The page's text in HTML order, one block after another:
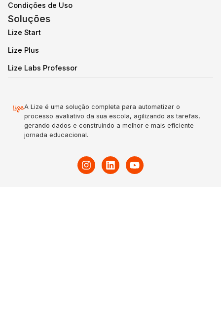
Condições de Uso
Soluções
Lize Start
Lize Plus
Lize Labs Professor
A Lize é uma solução completa para automatizar o
processo avaliativo da sua escola, agilizando as tarefas,
gerando dados e construindo a melhor e mais eficiente
jornada educacional.